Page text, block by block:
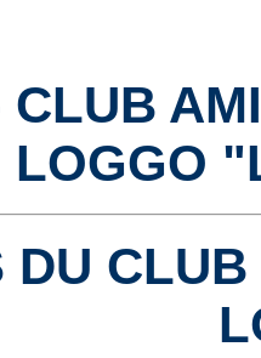
CLUB
LOGGO
DU